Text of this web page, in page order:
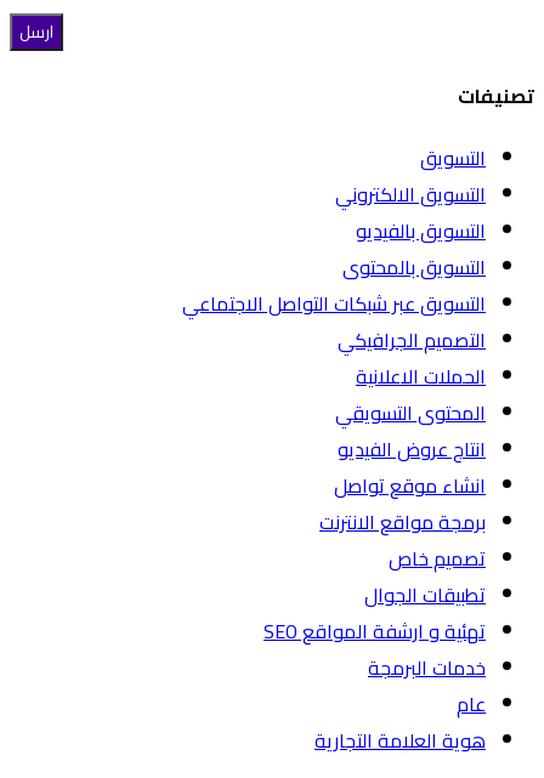
تصنيفات
التسويق
التسويق الالكتروني
التسويق بالفيديو
التسويق بالمحتوى
التسويق عبر شبكات التواصل الاجتماعي
التصميم الجرافيكي
الحملات الاعلانية
المحتوى التسويقي
انتاج عروض الفيديو
انشاء موقع تواصل
برمجة مواقع الانترنت
تصميم خاص
تطبيقات الجوال
تهئية و ارشفة المواقع SEO
خدمات البرمجة
عام
هوية العلامة التجارية